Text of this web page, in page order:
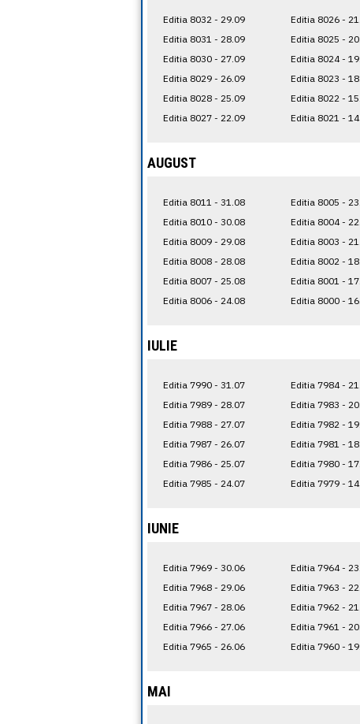
Editia 8032 - 29.09
Editia 8031 - 28.09
Editia 8030 - 27.09
Editia 8029 - 26.09
Editia 8028 - 25.09
Editia 8027 - 22.09
Editia 8026 -
Editia 8025 -
Editia 8024 -
Editia 8023 -
Editia 8022 -
Editia 8021 -
AUGUST
Editia 8011 - 31.08
Editia 8010 - 30.08
Editia 8009 - 29.08
Editia 8008 - 28.08
Editia 8007 - 25.08
Editia 8006 - 24.08
Editia 8005 -
Editia 8004 -
Editia 8003 -
Editia 8002 -
Editia 8001 -
Editia 8000 -
IULIE
Editia 7990 - 31.07
Editia 7989 - 28.07
Editia 7988 - 27.07
Editia 7987 - 26.07
Editia 7986 - 25.07
Editia 7985 - 24.07
Editia 7984 -
Editia 7983 -
Editia 7982 -
Editia 7981 -
Editia 7980 -
Editia 7979 -
IUNIE
Editia 7969 - 30.06
Editia 7968 - 29.06
Editia 7967 - 28.06
Editia 7966 - 27.06
Editia 7965 - 26.06
Editia 7964 -
Editia 7963 -
Editia 7962 -
Editia 7961 -
Editia 7960 -
MAI